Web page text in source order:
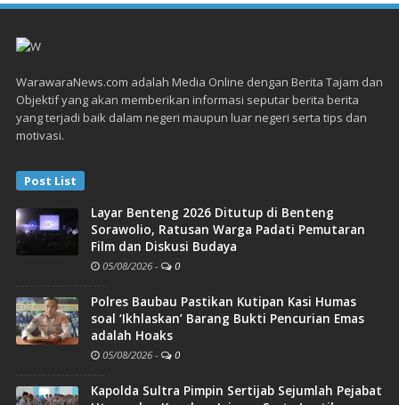
WarawaraNews.com adalah Media Online dengan Berita Tajam dan
Objektif yang akan memberikan informasi seputar berita berita
yang terjadi baik dalam negeri maupun luar negeri serta tips dan
motivasi.
Post List
Layar Benteng 2026 Ditutup di Benteng
Sorawolio, Ratusan Warga Padati Pemutaran
Film dan Diskusi Budaya
05/08/2026 - 0
Polres Baubau Pastikan Kutipan Kasi Humas
soal ‘Ikhlaskan’ Barang Bukti Pencurian Emas
adalah Hoaks
05/08/2026 - 0
Kapolda Sultra Pimpin Sertijab Sejumlah Pejabat